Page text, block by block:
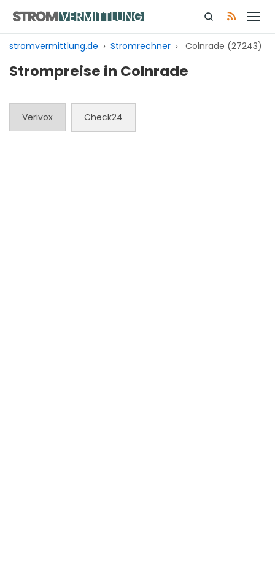
Inhalt
springen
stromvermittlung.de › Stromrechner › Colnrade (27243)
Strompreise in Colnrade
Verivox Check24